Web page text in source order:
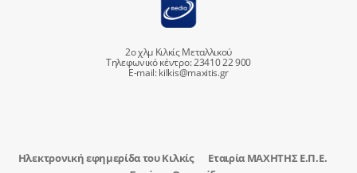
2ο χλμ Κιλκίς Μεταλλικού
Τηλεφωνικό κέντρο: 23410 22 900
E-mail:kilkis@maxitis.gr
Ηλεκτρονική εφημερίδα του Κιλκίς
Εταιρία ΜΑΧΗΤΗΣ Ε.Π.Ε.